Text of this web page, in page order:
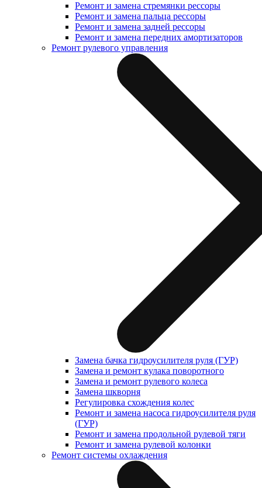
Ремонт и замена стремянки рессоры
Ремонт и замена пальца рессоры
Ремонт и замена задней рессоры
Ремонт и замена передних амортизаторов
Ремонт рулевого управления
Замена бачка гидроусилителя руля (ГУР)
Замена и ремонт кулака поворотного
Замена и ремонт рулевого колеса
Замена шкворня
Регулировка схождения колес
Ремонт и замена насоса гидроусилителя руля
(ГУР)
Ремонт и замена продольной рулевой тяги
Ремонт и замена рулевой колонки
Ремонт системы охлаждения